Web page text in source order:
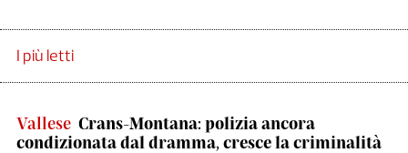
I più letti
Vallese Crans-Montana: polizia ancora
condizionata dal dramma, cresce la criminalità